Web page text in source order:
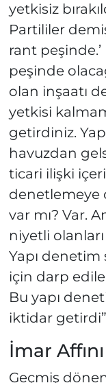
yetkisiz
Partililer
rant
peşinde
olan inşaatı
yetkisi
getirdiniz.
havuzdan
ticari ilişki
denetlemeye
var mı? Var.
niyetli
Yapı denetim
için darp
Bu yapı
iktidar
İmar
Geçmiş